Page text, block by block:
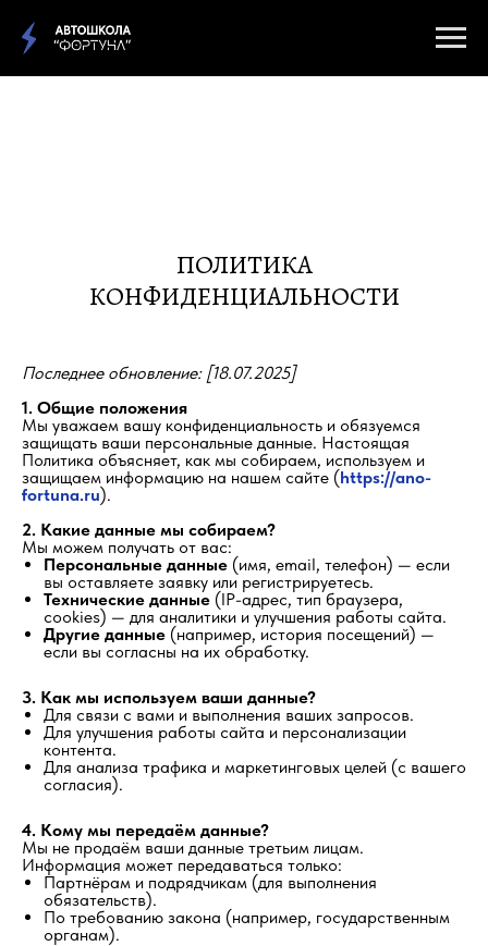
ПОЛИТИКА
КОНФИДЕНЦИАЛЬНОСТИ
Последнее обновление: [18.07.2025]
1. Общие положения
Мы уважаем вашу конфиденциальность и обязуемся
защищать ваши персональные данные. Настоящая
Политика объясняет, как мы собираем, используем и
защищаем информацию на нашем сайте (https://ano-
fortuna.ru).
2. Какие данные мы собираем?
Мы можем получать от вас:
Персональные данные (имя, email, телефон) — если
вы оставляете заявку или регистрируетесь.
Технические данные (IP-адрес, тип браузера,
cookies) — для аналитики и улучшения работы сайта.
Другие данные (например, история посещений) —
если вы согласны на их обработку.
3. Как мы используем ваши данные?
Для связи с вами и выполнения ваших запросов.
Для улучшения работы сайта и персонализации
контента.
Для анализа трафика и маркетинговых целей (с вашего
согласия).
4. Кому мы передаём данные?
Мы не продаём ваши данные третьим лицам.
Информация может передаваться только:
Партнёрам и подрядчикам (для выполнения
обязательств).
По требованию закона (например, государственным
органам).